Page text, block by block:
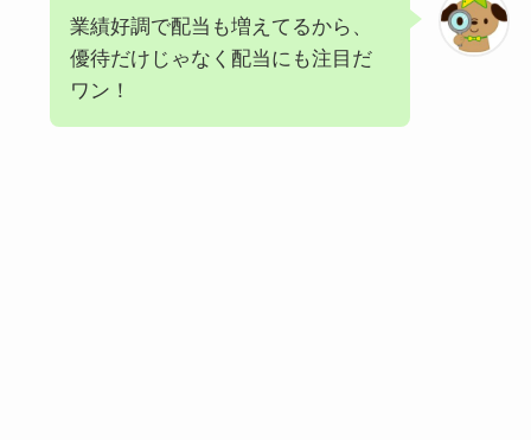
業績好調で配当も増えてるから、
優待だけじゃなく配当にも注目だ
ワン！